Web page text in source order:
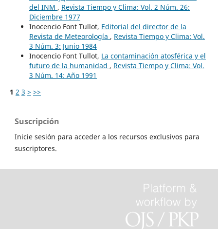
del INM , Revista Tiempo y Clima: Vol. 2 Núm. 26:
Diciembre 1977
Inocencio Font Tullot, Editorial del director de la
Revista de Meteorología , Revista Tiempo y Clima: Vol.
3 Núm. 3: Junio 1984
Inocencio Font Tullot, La contaminación atosférica y el
futuro de la humanidad , Revista Tiempo y Clima: Vol.
3 Núm. 14: Año 1991
1 2 3 > >>
Suscripción
Inicie sesión para acceder a los recursos exclusivos para
suscriptores.